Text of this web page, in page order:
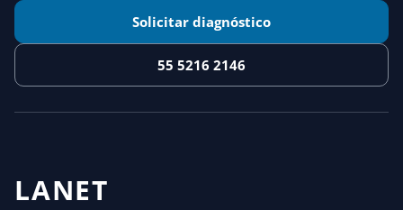
Solicitar diagnóstico
55 5216 2146
LANET